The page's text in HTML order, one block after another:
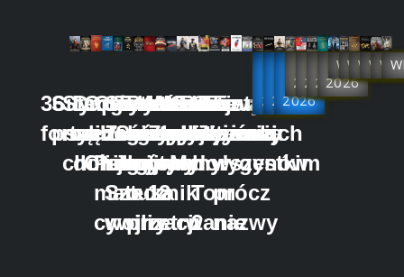
36
forteli
Siły
psychohistorii
Starożytna
mądrość
chińska
Drogi
wędrownych
doradców
Opowieści
z dawnych
Chin
Chiny
一
Pulsujący
matecznik
cywilizacji
Sun
Zi
i jego
Sztuka
wojny
Traktat
Sztuka
wojny
Prawidła
geopolitycznej
gry
o
przetrwanie
Kalendarz
geopolityczny
Wzorce
Zwyciężania
tom
1
Wzorce
zwyciężania
tom
2
Oni
albo
My!
Portrety
tajwańskich
aborygenów
Oni
albo
my!
Tom
2
Tajwan
Feudalizm
we
wszystkim
prócz
nazwy
Już
2025
Już
w
2026
w
2026
2027
2026
Rok
2026
Rok
2026
Wkrótce